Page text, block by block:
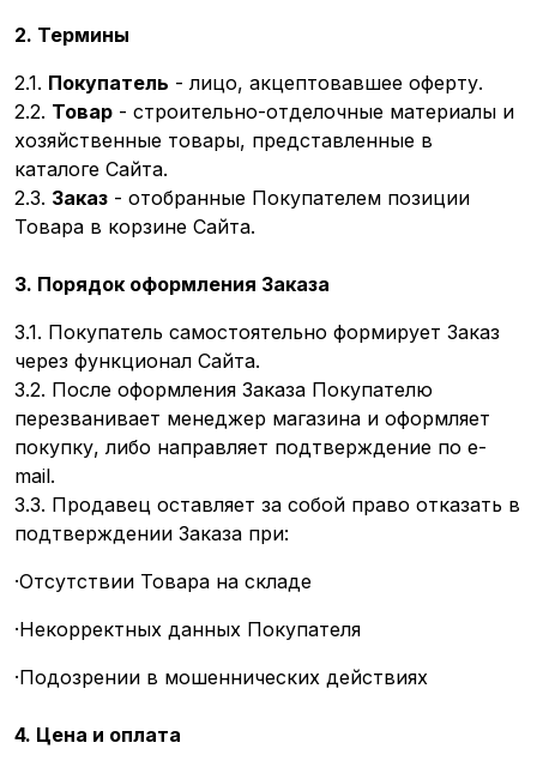
2. Термины
2.1. Покупатель - лицо, акцептовавшее оферту.
2.2. Товар - строительно-отделочные материалы и
хозяйственные товары, представленные в
каталоге Сайта.
2.3. Заказ - отобранные Покупателем позиции
Товара в корзине Сайта.
3. Порядок оформления Заказа
3.1. Покупатель самостоятельно формирует Заказ
через функционал Сайта.
3.2. После оформления Заказа Покупателю
перезванивает менеджер магазина и оформляет
покупку, либо направляет подтверждение по e-
mail.
3.3. Продавец оставляет за собой право отказать в
подтверждении Заказа при:
·Отсутствии Товара на складе
·Некорректных данных Покупателя
·Подозрении в мошеннических действиях
4. Цена и оплата